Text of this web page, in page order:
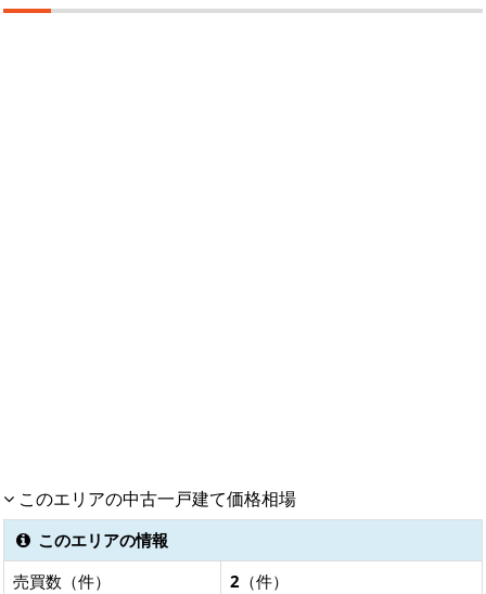
このエリアの中古一戸建て価格相場
このエリアの情報
売買数（件）
2 （件）